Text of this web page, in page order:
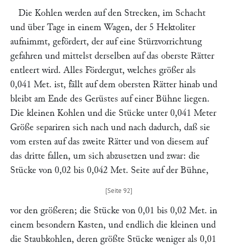
Die Kohlen werden auf den Strecken, im Schacht
und über Tage in einem Wagen, der 5 Hektoliter
aufnimmt, gefördert, der auf eine Stürzvorrichtung
gefahren und mittelst derselben auf das oberste Rätter
entleert wird. Alles Fördergut, welches größer als
0,041 Met. ist, fällt auf dem obersten Rätter hinab und
bleibt am Ende des Gerüstes auf einer Bühne liegen.
Die kleinen Kohlen und die Stücke unter 0,041 Meter
Größe separiren sich nach und nach dadurch, daß sie
vom ersten auf das zweite Rätter und von diesem auf
das dritte fallen, um sich abzusetzen und zwar: die
Stücke von 0,02 bis 0,042 Met. Seite auf der Bühne,
vor den größeren; die Stücke von 0,01 bis 0,02 Met. in
einem besondern Kasten, und endlich die kleinen und
die Staubkohlen, deren größte Stücke weniger als 0,01